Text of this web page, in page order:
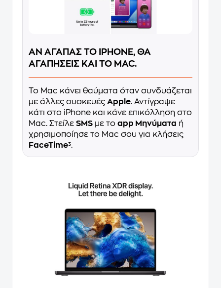
ΑΝ ΑΓΑΠΑΣ ΤΟ IPHONE, ΘΑ
ΑΓΑΠΗΣΕΙΣ ΚΑΙ ΤΟ MAC.
Το Mac κάνει θαύματα όταν συνδυάζεται
με άλλες συσκευές Apple. Αντίγραψε
κάτι στο iPhone και κάνε επικόλληση στο
Mac. Στείλε SMS με το app Μηνύματα ή
χρησιμοποίησε το Mac σου για κλήσεις
FaceTime³.